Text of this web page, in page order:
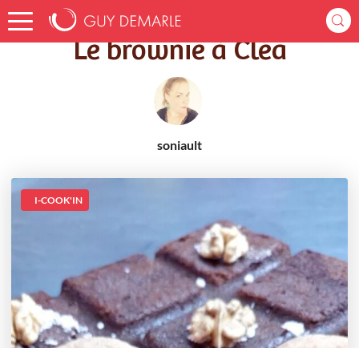
Accueil Recettes Le brownie à Cléa
Le brownie à Cléa
soniault
I-COOK'IN